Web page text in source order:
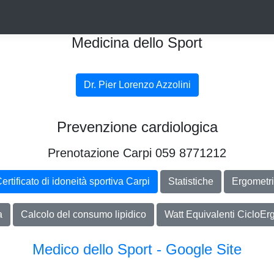
Medicina dello Sport
Dr. Pier Lorenzo Azzolini
Prevenzione cardiologica
Prenotazione Carpi 059 8771212
di idoneità sportiva Carpi Statistiche
Calcolo del consumo lipidico Watt Equivalenti
Medico dello Sport - Google Site